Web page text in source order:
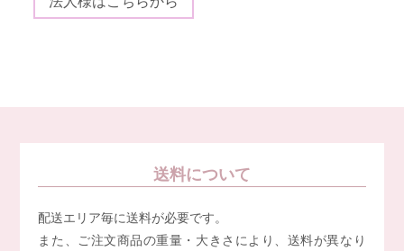
送料について
配送エリア毎に送料が必要です。
また、ご注文商品の重量・大きさにより、送料が異なり